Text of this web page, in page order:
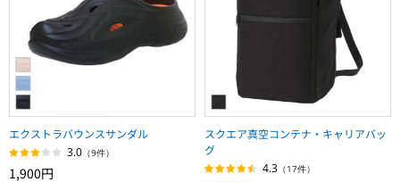
エクストラバウンスサンダル
3.0 （9件）
1,900円
スクエア真空コンテナ・キャリアバッ
グ
4.3 （17件）